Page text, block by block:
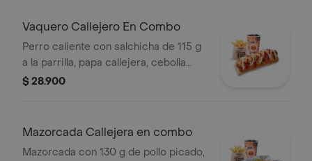
papas Corral medianas + bebida PET
Vaquero Callejero En Combo
Perro caliente con salchicha de 115 g
a la parrilla, papa callejera, cebolla
picada, salsa blanca, salsa de tomate
PET
$ 28.900
Mazorcada Callejera en combo
Mazorcada con 130 g de pollo picado,